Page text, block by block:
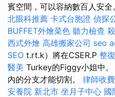
賓空間，可以容納數百人安全
北眼科推薦 卡式台胞證 偵探
BUFFET外燴菜色 聽力檢查
西式外燴 高雄搬家公司 seo
SEO t.rt.k）將在CSER.P 整
醫美 Turkey的Figgy小姐中
內的分支才能切割。 律師收費
安養院 新北市 坐月子中心 國